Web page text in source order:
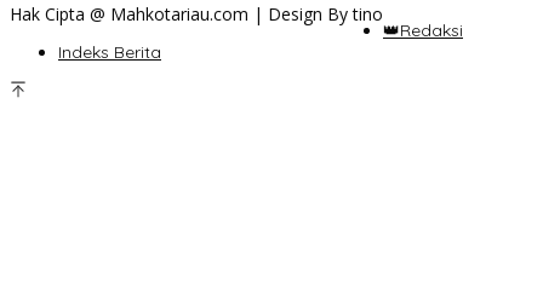
Hak Cipta @ Mahkotariau.com | Design By tino
👑Redaksi
Indeks Berita